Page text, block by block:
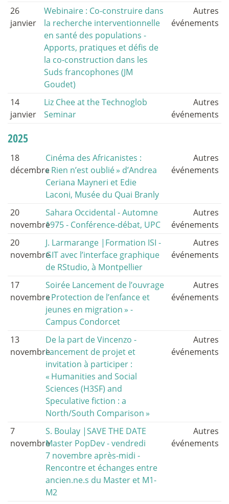
26
janvier
Webinaire : Co-construire dans
la recherche interventionnelle
en santé des populations -
Apports, pratiques et défis de
la co-construction dans les
Suds francophones (JM
Goudet)
Autres
événements
14
janvier
Liz Chee at the Technoglob
Seminar
Autres
événements
2025
18
décembre
Cinéma des Africanistes :
«Rien n’est oublié» d’Andrea
Ceriana Mayneri et Edie
Laconi, Musée du Quai Branly
Autres
événements
20
novembre
Sahara Occidental - Automne
1975 - Conférence-débat, UPC
Autres
événements
20
novembre
J. Larmarange |Formation ISI -
GIT avec l’interface graphique
de RStudio, à Montpellier
Autres
événements
17
novembre
Soirée Lancement de l’ouvrage
«Protection de l’enfance et
jeunes en migration » -
Campus Condorcet
Autres
événements
13
novembre
De la part de Vincenzo -
Lancement de projet et
invitation à participer :
« Humanities and Social
Sciences (H3SF) and
Speculative fiction : a
North/South Comparison »
Autres
événements
7
novembre
S. Boulay |SAVE THE DATE
Master PopDev - vendredi
7 novembre après-midi -
Rencontre et échanges entre
ancien.ne.s du Master et M1-
M2
Autres
événements